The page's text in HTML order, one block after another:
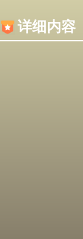
详细内容